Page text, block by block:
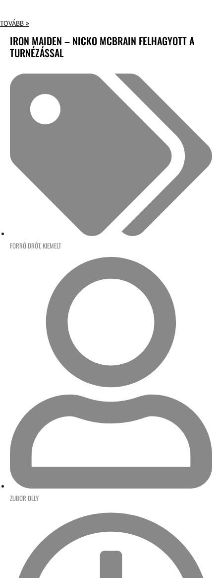
TOVÁBB »
IRON MAIDEN – NICKO MCBRAIN FELHAGYOTT A
TURNÉZÁSSAL
FORRÓ DRÓT, KIEMELT
ZUBOR OLLY